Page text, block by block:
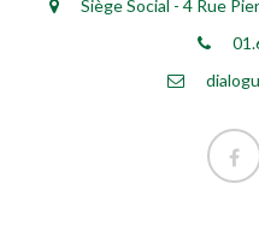
Siège Social - 4 Rue